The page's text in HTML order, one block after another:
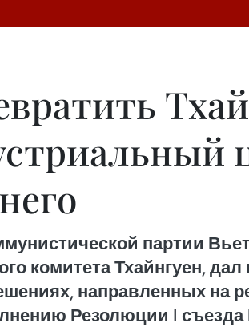
партии
комитета Тхайнгуен,
направленных на
Резолюции I